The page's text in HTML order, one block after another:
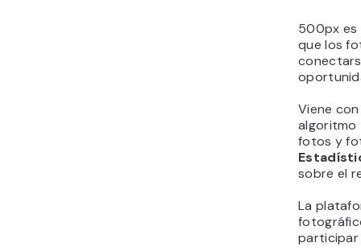
500px es
que los
Viene
algoritmo
fotos y
sobre el
La
participar